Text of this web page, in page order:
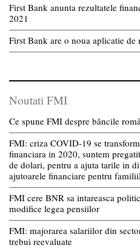
First Bank anunta rezultatele
2021
First Bank are o noua aplicatie
Noutati FMI
Ce spune FMI despre băncile
FMI: criza COVID-19 se
financiara in 2020, suntem
de dolari, pentru a ajuta tarile in
ajutoarele financiare pentru
FMI cere BNR sa intareasca
modifice legea pensiilor
FMI: majorarea salariilor din
trebui reevaluate